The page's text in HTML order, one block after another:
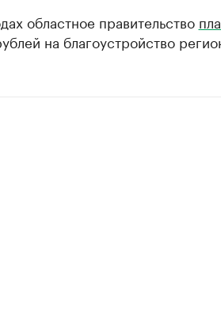
областное правительство
на благоустройство